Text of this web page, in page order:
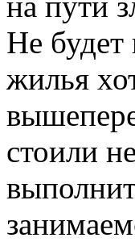
Не будет
жилья
стоили